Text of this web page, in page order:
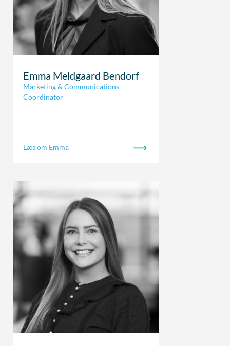
Emma Meldgaard Bendorf
Marketing & Communications
Coordinator
Læs om Emma